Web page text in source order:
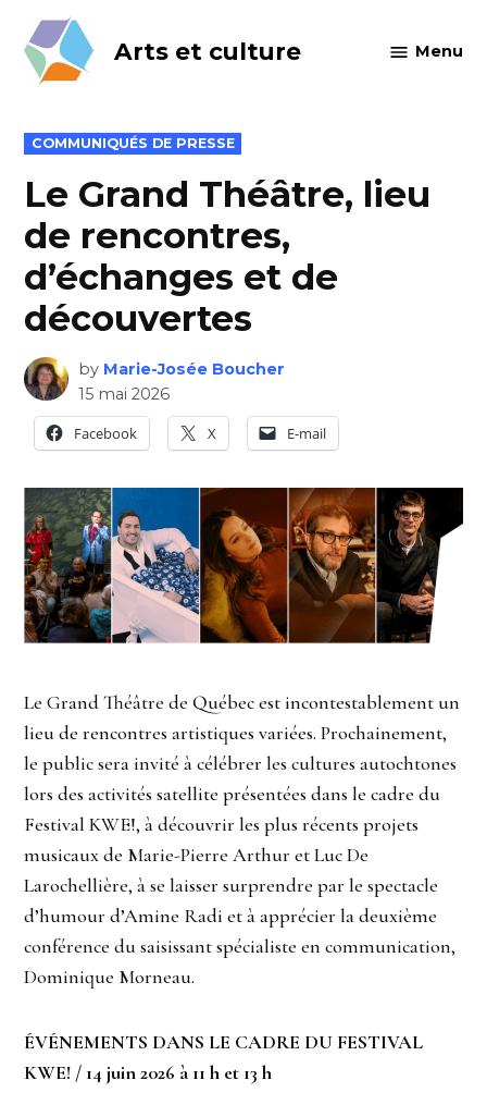
content
Arts et culture Menu
POSTED
IN
COMMUNIQUÉS DE PRESSE
Le Grand Théâtre, lieu
de rencontres,
d’échanges et de
découvertes
by Marie-Josée Boucher
15 mai 2026
Facebook
X E-mail
Le Grand Théâtre de Québec est incontestablement un
lieu de rencontres artistiques variées. Prochainement,
le public sera invité à célébrer les cultures autochtones
lors des activités satellite présentées dans le cadre du
Festival KWE!, à découvrir les plus récents projets
musicaux de Marie-Pierre Arthur et Luc De
Larochellière, à se laisser surprendre par le spectacle
d’humour d’Amine Radi et à apprécier la deuxième
conférence du saisissant spécialiste en communication,
Dominique Morneau.
ÉVÉNEMENTS DANS LE CADRE DU FESTIVAL
KWE! / 14 juin 2026 à 11 h et 13 h